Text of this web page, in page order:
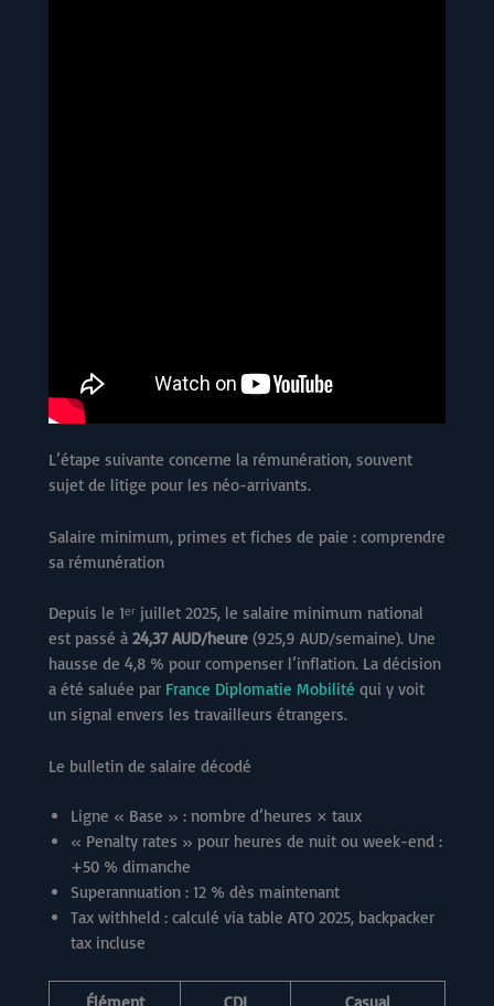
L’étape suivante concerne la rémunération, souvent
sujet de litige pour les néo-arrivants.
Salaire minimum, primes et fiches de paie : comprendre
sa rémunération
Depuis le 1ᵉʳ juillet 2025, le salaire minimum national
est passé à 24,37 AUD/heure (925,9 AUD/semaine). Une
hausse de 4,8 % pour compenser l’inflation. La décision
a été saluée par France Diplomatie Mobilité qui y voit
un signal envers les travailleurs étrangers.
Le bulletin de salaire décodé
Ligne « Base » : nombre d’heures × taux
« Penalty rates » pour heures de nuit ou week-end :
+50 % dimanche
Superannuation : 12 % dès maintenant
Tax withheld : calculé via table ATO 2025, backpacker
tax incluse